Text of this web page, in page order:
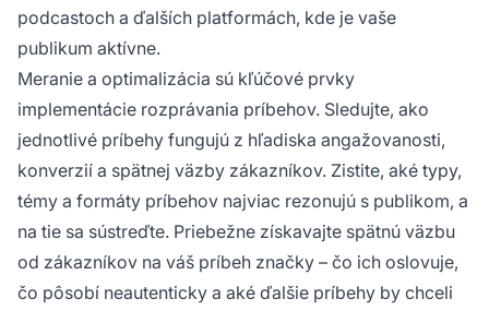
podcastoch a ďalších platformách, kde je vaše
publikum aktívne.
Meranie a optimalizácia sú kľúčové prvky
implementácie rozprávania príbehov. Sledujte, ako
jednotlivé príbehy fungujú z hľadiska angažovanosti,
konverzií a spätnej väzby zákazníkov. Zistite, aké typy,
témy a formáty príbehov najviac rezonujú s publikom, a
na tie sa sústreďte. Priebežne získavajte spätnú väzbu
od zákazníkov na váš príbeh značky – čo ich oslovuje,
čo pôsobí neautenticky a aké ďalšie príbehy by chceli